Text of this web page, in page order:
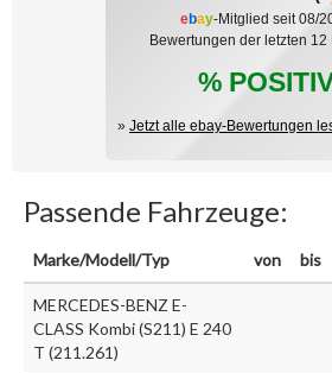
ebay-Mitglied seit 08/
Bewertungen der letzten 12
%
» Jetzt alle ebay-Bewertungen
Passende Fahrzeuge:
Marke/Modell/Typ von bis
MERCEDES-BENZ E-
CLASS Kombi (S211) E 240
T (211.261)